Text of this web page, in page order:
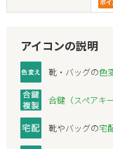
アイコンの説明
靴・バッグの色
合鍵（スペアキ
靴やバッグの宅